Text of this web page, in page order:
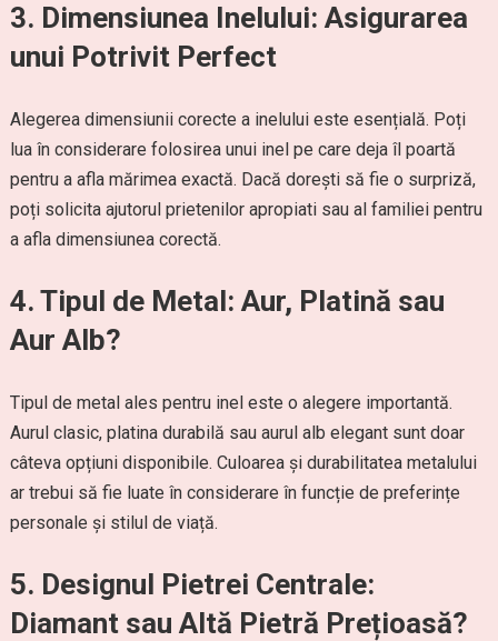
3. Dimensiunea Inelului: Asigurarea
unui Potrivit Perfect
Alegerea dimensiunii corecte a inelului este esențială. Poți
lua în considerare folosirea unui inel pe care deja îl poartă
pentru a afla mărimea exactă. Dacă dorești să fie o surpriză,
poți solicita ajutorul prietenilor apropiati sau al familiei pentru
a afla dimensiunea corectă.
4. Tipul de Metal: Aur, Platină sau
Aur Alb?
Tipul de metal ales pentru inel este o alegere importantă.
Aurul clasic, platina durabilă sau aurul alb elegant sunt doar
câteva opțiuni disponibile. Culoarea și durabilitatea metalului
ar trebui să fie luate în considerare în funcție de preferințe
personale și stilul de viață.
5. Designul Pietrei Centrale:
Diamant sau Altă Pietră Prețioasă?